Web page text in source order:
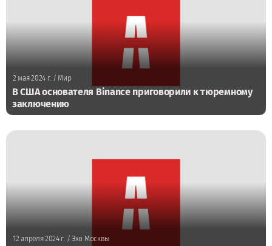
2 мая 2024 г. / Мир
В США основателя Binance приговорили к тюремному
заключению
12 апреля 2024 г./ Эхо Москвы